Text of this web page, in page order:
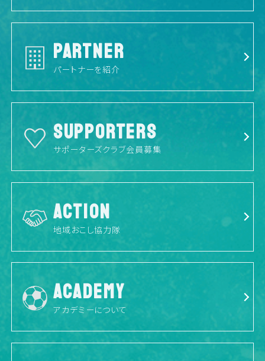
PARTNER
パートナーを紹介
SUPPORTERS
サポーターズクラブ会員募集
ACTION
地域おこし協力隊
ACADEMY
アカデミーについて